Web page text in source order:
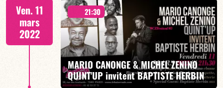
EN SAVOIR PLUS
Ven. 11
mars
2022
21:30
MARIO CANONGE & MICHEL ZENINO
QUINT'UP invitent BAPTISTE HERBIN